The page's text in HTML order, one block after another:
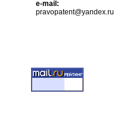
e-mail:
pravopatent@yandex.ru